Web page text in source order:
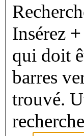
Insérez +
qui doit
barres
trouvé.